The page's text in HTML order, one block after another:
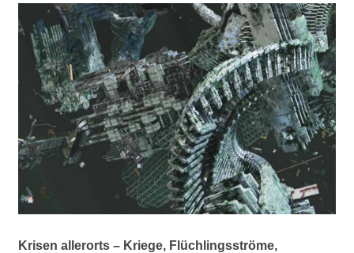
Krisen allerorts – Kriege, Flüchlingsströme,